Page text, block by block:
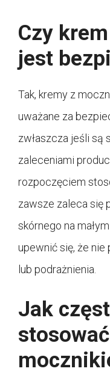
Czy
jest
Tak, kremy z
uważane za
zwłaszcza jeśli są
zaleceniami
rozpoczęciem
zawsze zaleca się
skórnego na
upewnić się, że
lub podrażnienia.
Jak